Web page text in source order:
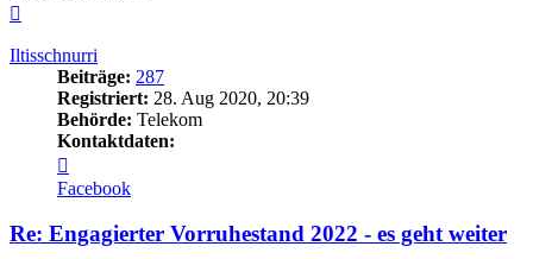
Iltisschnurri
Beiträge: 287
Registriert: 28. Aug 2020, 20:39
Behörde: Telekom
Kontaktdaten:
von
Iltisschnurri
Facebook
Re: Engagierter Vorruhestand 2022 - es geht weiter